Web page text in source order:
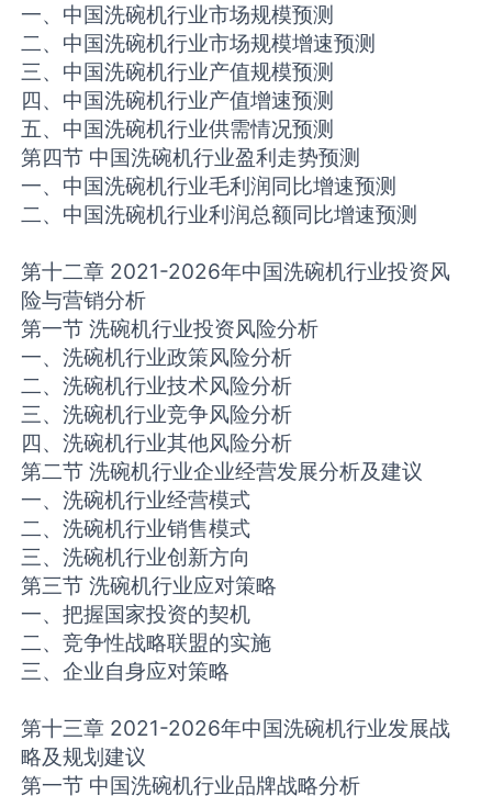
一、中国洗碗机行业市场规模预测
二、中国洗碗机行业市场规模增速预测
三、中国洗碗机行业产值规模预测
四、中国洗碗机行业产值增速预测
五、中国洗碗机行业供需情况预测
第四节 中国洗碗机行业盈利走势预测
一、中国洗碗机行业毛利润同比增速预测
二、中国洗碗机行业利润总额同比增速预测
第十二章 2021-2026年中国洗碗机行业投资风
险与营销分析
第一节 洗碗机行业投资风险分析
一、洗碗机行业政策风险分析
二、洗碗机行业技术风险分析
三、洗碗机行业竞争风险分析
四、洗碗机行业其他风险分析
第二节 洗碗机行业企业经营发展分析及建议
一、洗碗机行业经营模式
二、洗碗机行业销售模式
三、洗碗机行业创新方向
第三节 洗碗机行业应对策略
一、把握国家投资的契机
二、竞争性战略联盟的实施
三、企业自身应对策略
第十三章 2021-2026年中国洗碗机行业发展战
略及规划建议
第一节 中国洗碗机行业品牌战略分析